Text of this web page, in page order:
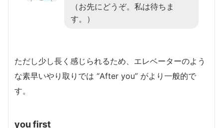
（お先にどうぞ。私は待ちま
す。）
ただし少し長く感じられるため、エレベーターのよう
な素早いやり取りでは “After you” がより一般的で
す。
you first